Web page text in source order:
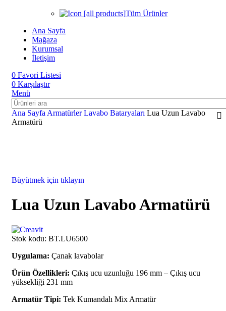
Tüm Ürünler
Ana Sayfa
Mağaza
Kurumsal
İletişim
0 Favori Listesi
0 Karşılaştır
Menü
Ana Sayfa ArmatürlerLavabo Bataryaları Lua Uzun Lavabo
Armatürü
Büyütmek için tıklayın
Lua Uzun Lavabo Armatürü
Stok kodu: BT.LU6500
Uygulama: Çanak lavabolar
Ürün Özellikleri: Çıkış ucu uzunluğu 196 mm – Çıkış ucu
yüksekliği 231 mm
Armatür Tipi: Tek Kumandalı Mix Armatür